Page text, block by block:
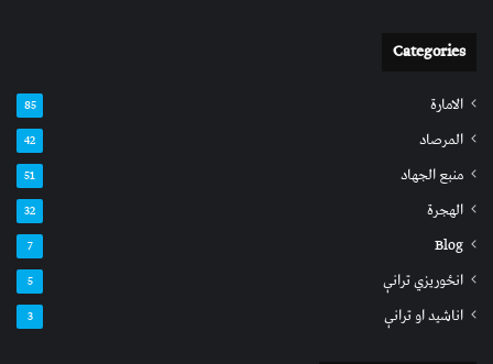
Categories
الامارة 85
المرصاد 42
منبع الجهاد 51
الهجرة 32
Blog
7
انځوریزي ترانې 5
اناشید او ترانې 3